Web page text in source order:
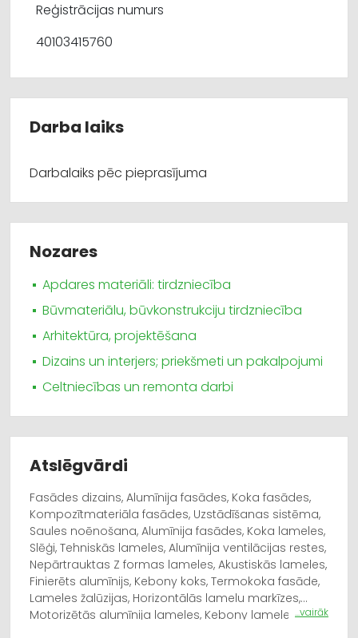
Reģistrācijas numurs
40103415760
Darba laiks
Darbalaiks pēc pieprasījuma
Nozares
Apdares materiāli: tirdzniecība
Būvmateriālu, būvkonstrukciju tirdzniecība
Arhitektūra, projektēšana
Dizains un interjers; priekšmeti un pakalpojumi
Celtniecības un remonta darbi
Atslēgvārdi
Fasādes dizains, Alumīnija fasādes, Koka fasādes,
Kompozītmateriāla fasādes, Uzstādīšanas sistēma,
Saules noēnošana, Alumīnija fasādes, Koka lameles,
Slēģi, Tehniskās lameles, Alumīnija ventilācijas restes,
Nepārtrauktas Z formas lameles, Akustiskās lameles,
Finierēts alumīnijs, Kebony koks, Termokoka fasāde,
Lameles žalūzijas, Horizontālās lamelu markīzes,
Motorizētās alumīnija lameles, Kebony lameles,...vairāk